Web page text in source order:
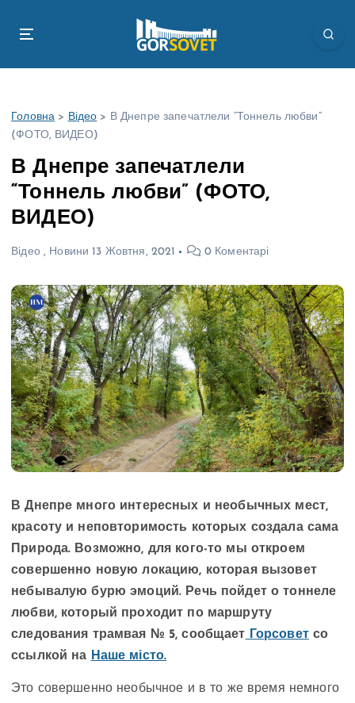
Головна > Відео > В Днепре запечатлели “Тоннель любви”
(ФОТО, ВИДЕО)
В Днепре запечатлели
“Тоннель любви” (ФОТО,
ВИДЕО)
Відео, Новини 13 Жовтня, 2021 0 Коментарі
В Днепре много интересных и необычных мест,
красоту и неповторимость которых создала сама
Природа. Возможно, для кого-то мы откроем
совершенно новую локацию, которая вызовет
небывалую бурю эмоций. Речь пойдет о тоннеле
любви, который проходит по маршруту
следования трамвая № 5, сообщает Горсоветсо
ссылкой на Наше місто.
Это совершенно необычное и в то же время немного